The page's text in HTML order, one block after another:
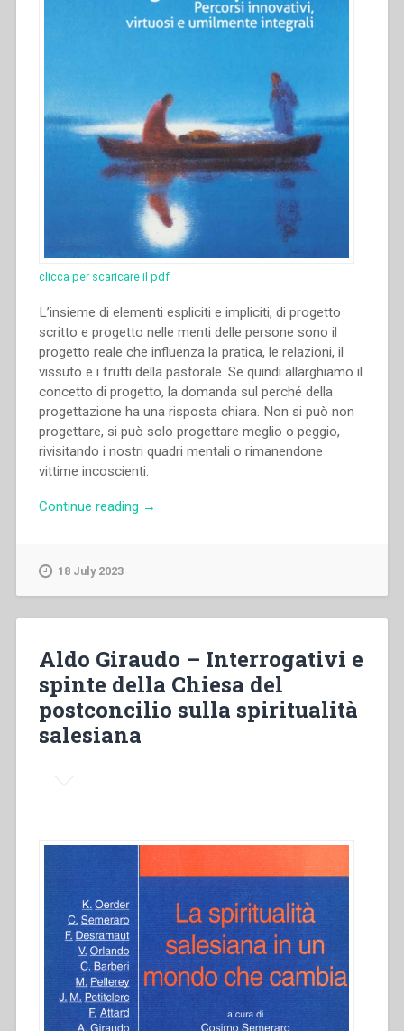
clicca per scaricare il pdf
L’insieme di elementi espliciti e impliciti, di progetto
scritto e progetto nelle menti delle persone sono il
progetto reale che influenza la pratica, le relazioni, il
vissuto e i frutti della pastorale. Se quindi allarghiamo il
concetto di progetto, la domanda sul perché della
progettazione ha una risposta chiara. Non si può non
progettare, si può solo progettare meglio o peggio,
rivisitando i nostri quadri mentali o rimanendone
vittime incoscienti.
Continue reading “Michal
virtuosi
e
umilmente
→
18 July 2023
Aldo Giraudo – Interrogativi e
spinte della Chiesa del
postconcilio sulla spiritualità
salesiana